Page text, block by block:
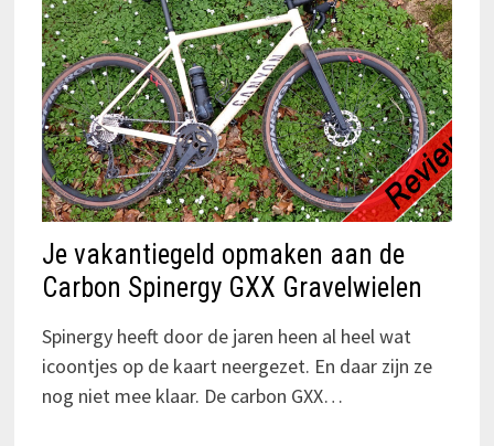
Je vakantiegeld opmaken aan de
Carbon Spinergy GXX Gravelwielen
Spinergy heeft door de jaren heen al heel wat
icoontjes op de kaart neergezet. En daar zijn ze
nog niet mee klaar. De carbon GXX…